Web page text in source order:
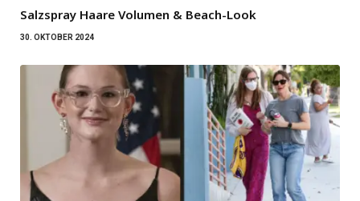
Salzspray Haare Volumen & Beach-Look
30. OKTOBER 2024